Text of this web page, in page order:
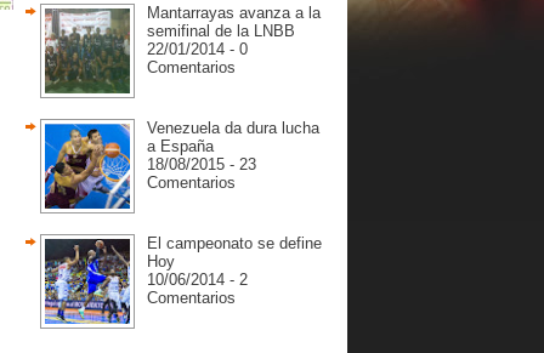
Mantarrayas avanza a la
semifinal de la LNBB
22/01/2014 - 0
Comentarios
Venezuela da dura lucha
a España
18/08/2015 - 23
Comentarios
El campeonato se define
Hoy
10/06/2014 - 2
Comentarios